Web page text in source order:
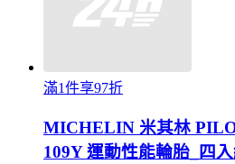
滿1件享97折
MICHELIN 米其林
109Y 運動性能輪胎_四